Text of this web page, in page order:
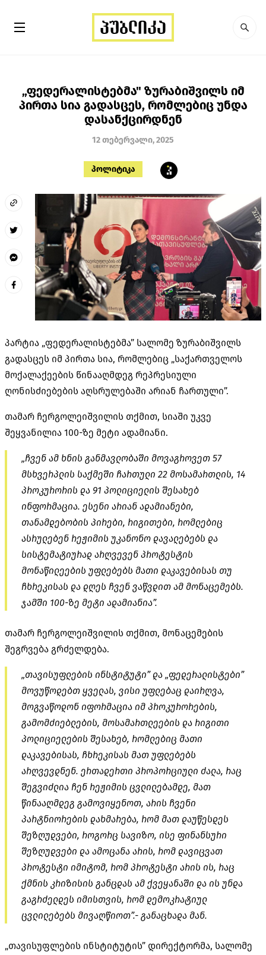
„ფედერალისტებმა" ზურაბიშვილს იმ
პირთა სია გადასცეს, რომლებიც უნდა
დასანქცირდნენ
12 თებერვალი, 2025
პოლიტიკა
პარტია „ფედერალისტებმა” სალომე ზურაბიშვილს
გადასცეს იმ პირთა სია, რომლებიც „საქართველოს
მოქალაქეების წინააღმდეგ რეპრესიული
ღონისძიებების აღსრულებაში არიან ჩართული”.
თამარ ჩერგოლეიშვილის თქმით, სიაში უკვე
შეყვანილია 100-ზე მეტი ადამიანი.
„ჩვენ ამ ხნის განმავლობაში მოვაგროვეთ 57
მსხვერპლის საქმეში ჩართული 22 მოსამართლის, 14
პროკურორის და 91 პოლიციელის შესახებ
ინფორმაცია. ესენი არიან ადამიანები,
თანამდებობის პირები, რიგითები, რომლებიც
ასრულებენ რეჟიმის უკანონო დავალებებს და
სისტემატიურად არღვევენ პროტესტის
მონაწილეების უფლებებს მათი დაკავებისას თუ
ჩხრეკისას და დღეს ჩვენ ვაწვდით ამ მონაცემებს.
ჯამში 100-ზე მეტი ადამიანია”.
თამარ ჩერგოლეიშვილის თქმით, მონაცემების
შეგრვება გრძელდება.
„თავისუფლების ინსტიტუტი” და „ფედერალისტები”
მოვუწოდებთ ყველას, ვისი უფლებაც დაირღვა,
მოგვაწოდონ იფორმაცია იმ პროკურორების,
გამომძიებლების, მოსამართლეების და რიგითი
პოლიციელების შესახებ, რომლებიც მათი
დაკავებისას, ჩხრეკისას მათ უფლებებს
არღვევდნენ. ერთადერთი პროპორციული ძალა, რაც
შეგვიძლია ჩენ რეჟიმის ცვლილებამდე, მათ
წინააღმდეგ გამოვიყენოთ, არის ჩვენი
პარტნიორების დახმარება, რომ მათ დაუწესდეს
შეზღუდვები, როგორც სავიზო, ისე ფინანსური
შეზღუდვები და ამოცანა არის, რომ დავიცვათ
პროტესტი იმიტომ, რომ პროტესტი არის ის, რაც
ქმნის კრიზისის განცდას ამ ქვეყანაში და ის უნდა
გაგრძელდეს იმისთვის, რომ დემოკრატიულ
ცვლილებებს მივაღწიოთ”.- განაცხადა მან.
„თავისუფლების ინსტიტუტის” დირექტორმა, სალომე